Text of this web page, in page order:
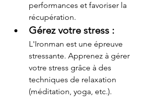
performances et favoriser la
récupération.
Gérez votre stress :
L'Ironman est une épreuve
stressante. Apprenez à gérer
votre stress grâce à des
techniques de relaxation
(méditation, yoga, etc.).